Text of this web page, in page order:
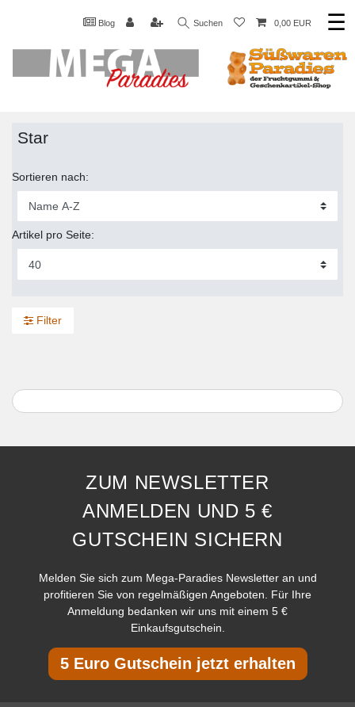
Blog Suchen 0,00 EUR ☰
Star
Sortieren nach:
Artikel pro Seite:
Filter
ZUM NEWSLETTER
ANMELDEN UND 5 €
GUTSCHEIN SICHERN
Melden Sie sich zum Mega-Paradies Newsletter an und
profitieren Sie von regelmäßigen Angeboten. Für Ihre
Anmeldung bedanken wir uns mit einem 5 €
Einkaufsgutschein.
5 Euro Gutschein jetzt erhalten